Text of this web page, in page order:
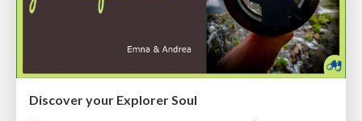
Discover your Explorer Soul